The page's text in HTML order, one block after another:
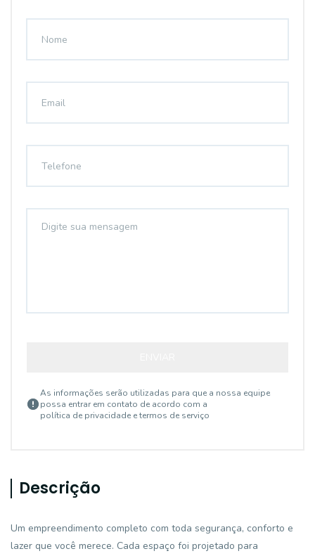
As informações serão utilizadas para que a nossa equipe
possa entrar em contato de acordo com a
política de privacidade e termos de serviço
Descrição
Um empreendimento completo com toda segurança, conforto e
lazer que você merece. Cada espaço foi projetado para